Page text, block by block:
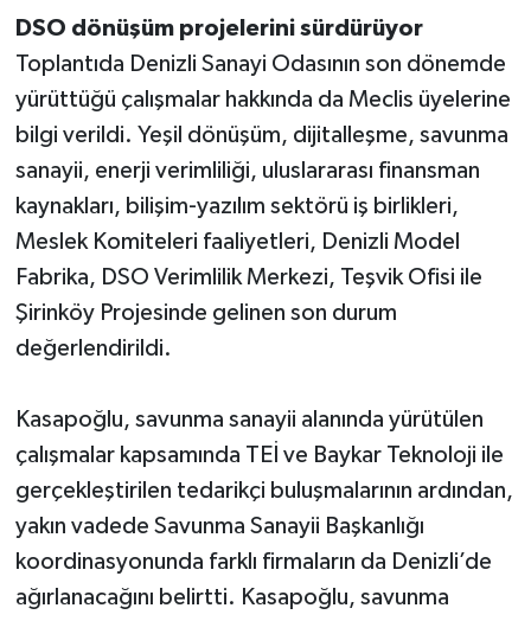
DSO dönüşüm projelerini sürdürüyor
Toplantıda Denizli Sanayi Odasının son dönemde
yürüttüğü çalışmalar hakkında da Meclis üyelerine
bilgi verildi. Yeşil dönüşüm, dijitalleşme, savunma
sanayii, enerji verimliliği, uluslararası finansman
kaynakları, bilişim-yazılım sektörü iş birlikleri,
Meslek Komiteleri faaliyetleri, Denizli Model
Fabrika, DSO Verimlilik Merkezi, Teşvik Ofisi ile
Şirinköy Projesinde gelinen son durum
değerlendirildi.
Kasapoğlu, savunma sanayii alanında yürütülen
çalışmalar kapsamında TEİ ve Baykar Teknoloji ile
gerçekleştirilen tedarikçi buluşmalarının ardından,
yakın vadede Savunma Sanayii Başkanlığı
koordinasyonunda farklı firmaların da Denizli’de
ağırlanacağını belirtti. Kasapoğlu, savunma